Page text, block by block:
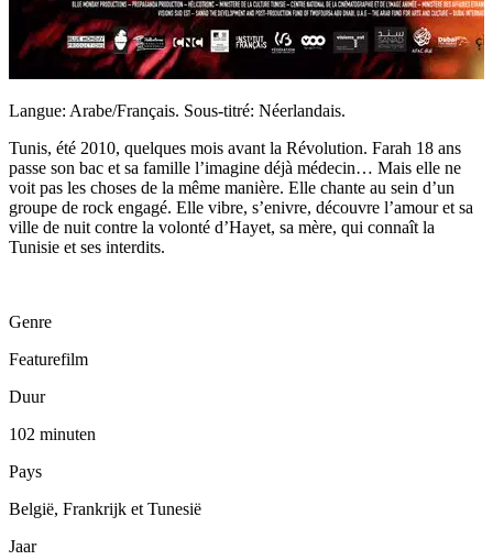
Langue: Arabe/Français. Sous-titré: Néerlandais.
Tunis, été 2010, quelques mois avant la Révolution. Farah 18 ans
passe son bac et sa famille l’imagine déjà médecin… Mais elle ne
voit pas les choses de la même manière. Elle chante au sein d’un
groupe de rock engagé. Elle vibre, s’enivre, découvre l’amour et sa
ville de nuit contre la volonté d’Hayet, sa mère, qui connaît la
Tunisie et ses interdits.
Genre
Featurefilm
Duur
102 minuten
Pays
België, Frankrijk et Tunesië
Jaar